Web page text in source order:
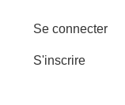
Se connecter
S'inscrire